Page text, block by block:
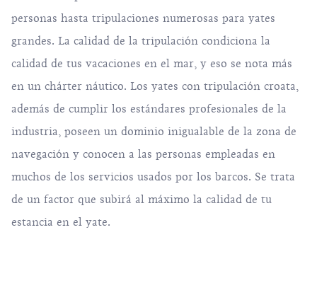
personas hasta tripulaciones numerosas para yates
grandes. La calidad de la tripulación condiciona la
calidad de tus vacaciones en el mar, y eso se nota más
en un chárter náutico. Los yates con tripulación croata,
además de cumplir los estándares profesionales de la
industria, poseen un dominio inigualable de la zona de
navegación y conocen a las personas empleadas en
muchos de los servicios usados por los barcos. Se trata
de un factor que subirá al máximo la calidad de tu
estancia en el yate.